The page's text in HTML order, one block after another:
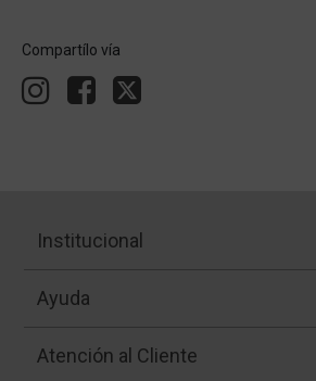
Compartílo vía
Institucional
Ayuda
Atención al Cliente